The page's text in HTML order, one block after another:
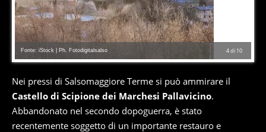
4di 10
Fonte: iStock | Ph. Fotodigitalsalso
Nei pressi di Salsomaggiore Terme si può ammirare il
Castello di Scipione dei Marchesi Pallavicino.
Abbandonato nel secondo dopoguerra, è stato
recentemente soggetto di un importante restauro e